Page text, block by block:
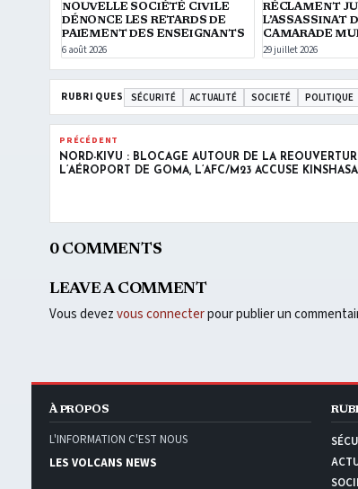
NOUVELLE SOCIÉTÉ CIVILE
DÉNONCE LES RETARDS DE
PAIEMENT DES ENSEIGNANTS
6 août 2026
RÉCLAMENT
L’ASSASSINAT
CAMARADE
29 juillet 2026
RUBRIQUES SÉCURITÉ ACTUALITÉ SOCIETÉ POLITIQUE
PRÉCÉDENT
NORD-KIVU : BLOCAGE AUTOUR DE LA
L’AÉROPORT DE GOMA, L’AFC/M23 ACCUSE KINSHASA
0 COMMENTS
LEAVE A COMMENT
Vous devezvous connecterpour publier un
À PROPOS
L'INFORMATION C'EST NOUS
LES VOLCANS NEWS